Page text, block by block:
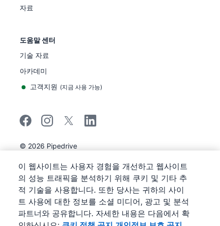
자료
도움말 센터
기술 자료
아카데미
고객지원 (지금 사용 가능)
© 2026 Pipedrive
Pipedrive
개인정보 보호 공지
사이트 맵
쿠키 정책 공지
쿠키 기본 설정
Pipedrive는 웹 기반 영업 CRM입니다.
이 웹사이트는 사용자 경험을 개선하고 웹사이트
의 성능 트래픽을 분석하기 위해 쿠키 및 기타 추
적 기술을 사용합니다. 또한 당사는 귀하의 사이
트 사용에 대한 정보를 소셜 미디어, 광고 및 분석
파트너와 공유합니다. 자세한 내용은 다음에서 확